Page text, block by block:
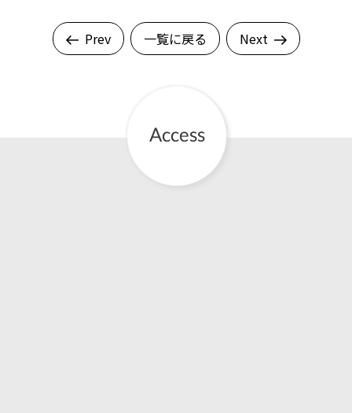
Prev 一覧に戻る Next